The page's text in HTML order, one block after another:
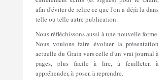
afin d'éviter de relire ce que l'on a déjà lu dans
telle ou telle autre publication.
Nous réfléchissons aussi à une nouvelle forme.
Nous voulons faire évoluer la présentation
actuelle du Grain vers celle d'un vrai journal à
pages, plus facile à lire, à feuilleter, à
appréhender, à poser, à reprendre.